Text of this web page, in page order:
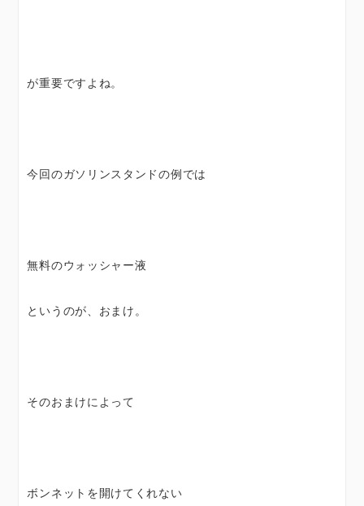
が重要ですよね。
今回のガソリンスタンドの例では
無料のウォッシャー液
というのが、おまけ。
そのおまけによって
ボンネットを開けてくれない